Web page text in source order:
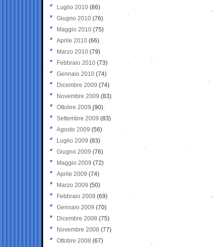
Luglio 2010 (86)
Giugno 2010 (76)
Maggio 2010 (75)
Aprile 2010 (66)
Marzo 2010 (79)
Febbraio 2010 (73)
Gennaio 2010 (74)
Dicembre 2009 (74)
Novembre 2009 (83)
Ottobre 2009 (90)
Settembre 2009 (83)
Agosto 2009 (56)
Luglio 2009 (83)
Giugno 2009 (76)
Maggio 2009 (72)
Aprile 2009 (74)
Marzo 2009 (50)
Febbraio 2009 (69)
Gennaio 2009 (70)
Dicembre 2008 (75)
Novembre 2008 (77)
Ottobre 2008 (67)